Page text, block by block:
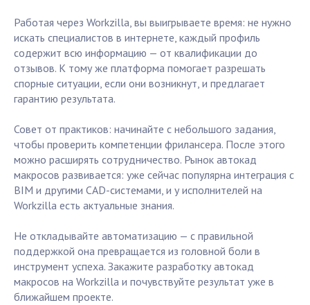
Работая через Workzilla, вы выигрываете время: не нужно
искать специалистов в интернете, каждый профиль
содержит всю информацию — от квалификации до
отзывов. К тому же платформа помогает разрешать
спорные ситуации, если они возникнут, и предлагает
гарантию результата.
Совет от практиков: начинайте с небольшого задания,
чтобы проверить компетенции фрилансера. После этого
можно расширять сотрудничество. Рынок автокад
макросов развивается: уже сейчас популярна интеграция с
BIM и другими CAD-системами, и у исполнителей на
Workzilla есть актуальные знания.
Не откладывайте автоматизацию — с правильной
поддержкой она превращается из головной боли в
инструмент успеха. Закажите разработку автокад
макросов на Workzilla и почувствуйте результат уже в
ближайшем проекте.